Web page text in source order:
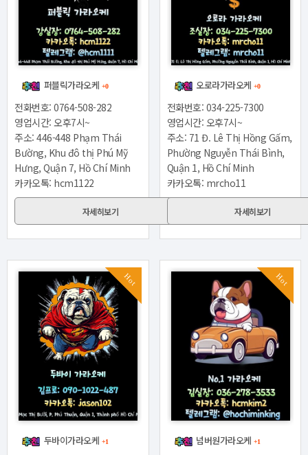
퍼블릭가라오케 +0
전화번호: 0764-508-282
영업시간: 오후7시~
주소: 446-448 Phạm Thái
Bường, Khu đô thị Phú Mỹ
Hưng, Quận 7, Hồ Chí Minh
카카오톡: hcm1122
자세히보기
오로라가라오케 +0
전화번호: 034-225-7300
영업시간: 오후7시~
주소: 71 Đ. Lê Thị Hồng Gấm,
Phường Nguyễn Thái Bình,
Quận 1, Hồ Chí Minh
카카오톡: mrcho11
자세히보기
Hot
두바이가라오케 +1
Hot
넘버원가라오케 +1